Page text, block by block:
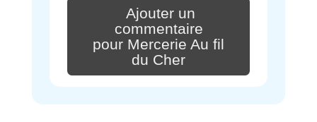
Ajouter un
commentaire
pour Mercerie Au fil
du Cher